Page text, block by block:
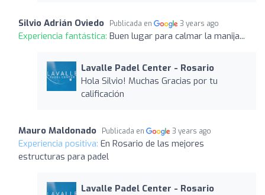
Silvio Adrián Oviedo Publicada en 3 years ago
Experiencia fantástica: Buen lugar para calmar la manija...
Lavalle Padel Center - Rosario
Hola Silvio! Muchas Gracias por tu
calificación
Mauro Maldonado Publicada en 3 years ago
Experiencia positiva: En Rosario de las mejores
estructuras para padel
Lavalle Padel Center - Rosario